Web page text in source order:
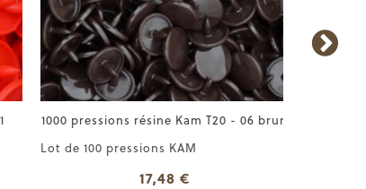
1000 pressions résine Kam T20 - 06 brun
Lot de 100 pressions KAM
17,48 €